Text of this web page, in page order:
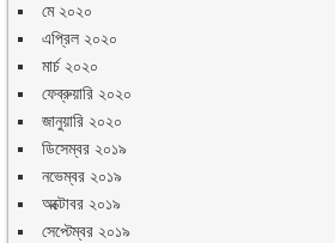
মে ২০২০
এপ্রিল ২০২০
মার্চ ২০২০
ফেব্রুয়ারি ২০২০
জানুয়ারি ২০২০
ডিসেম্বর ২০১৯
নভেম্বর ২০১৯
অক্টোবর ২০১৯
সেপ্টেম্বর ২০১৯